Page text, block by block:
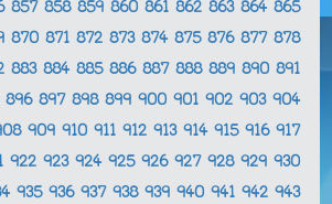
857 858 859 860 861 862 863 864 865
870 871 872 873 874 875 876 877 878
883 884 885 886 887 888 889 890 891
896 897 898 899 900 901 902 903 904
909 910 911 912 913 914 915 916 917
922 923 924 925 926 927 928 929 930
935 936 937 938 939 940 941 942 943